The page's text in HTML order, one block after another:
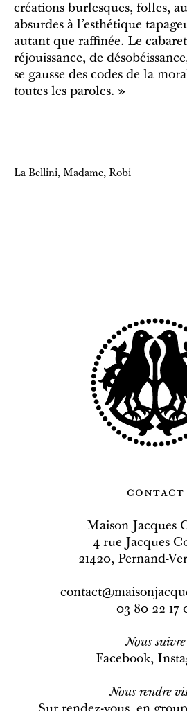
créations burlesques, folles,
absurdes à l’esthétique
autant que raffinée. Le
réjouissance, de
se gausse des codes de la
toutes les paroles. »
La Bellini, Madame, Robi
contact
Maison Jacques
4 rue Jacques
21420, Pernand-
03 80 22 17
Nous suivre
Facebook,
Nous rendre